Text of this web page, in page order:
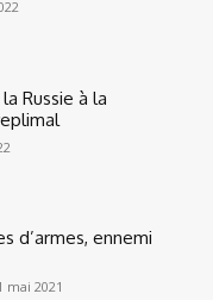
Russie à la
d’armes, ennemi
mai 2021